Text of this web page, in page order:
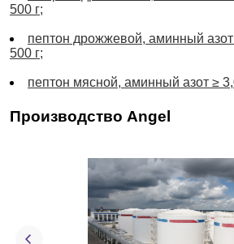
500 г;
пептон дрожжевой, аминный
500 г;
пептон мясной, аминный азот ≥
Производство Angel